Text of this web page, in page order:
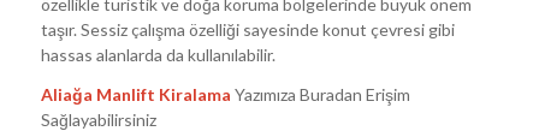
taşır. Sessiz çalışma özelliği sayesinde konut çevresi gibi
hassas alanlarda da kullanılabilir.
Aliağa Manlift Kiralama Yazımıza Buradan Erişim
Sağlayabilirsiniz